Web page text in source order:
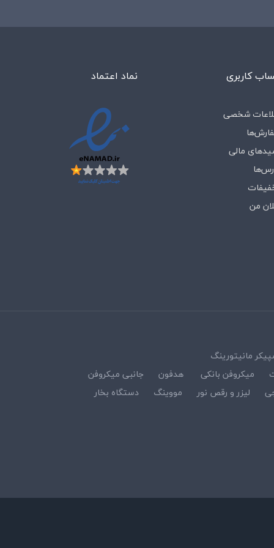
کاربری
شخصی
مالی
من
نماد اعتماد
مانیتورینگ
میکروفن بانکی هدفون
جانبی میکروفن
لیزر و رقص نور مووینگ
دستگاه بخار